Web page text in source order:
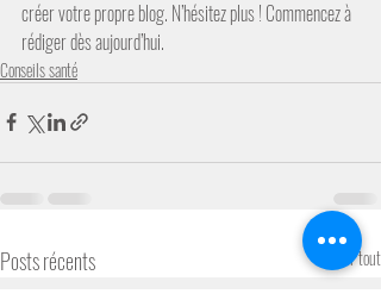
créer votre propre blog. N’hésitez plus ! Commencez à
rédiger dès aujourd’hui.
Conseils santé
Posts récents Voir tout